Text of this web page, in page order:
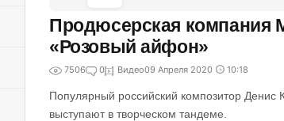
Продюсерская компания
«Розовый айфон»
7506 0 Видео09 Апреля 2020 10:18
Популярный российский композитор Денис
выступают в творческом тандеме.